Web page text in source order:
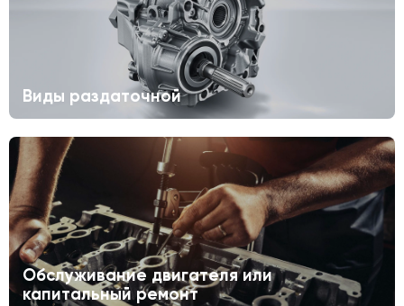
Виды раздаточной
Обслуживание двигателя или
капитальный ремонт